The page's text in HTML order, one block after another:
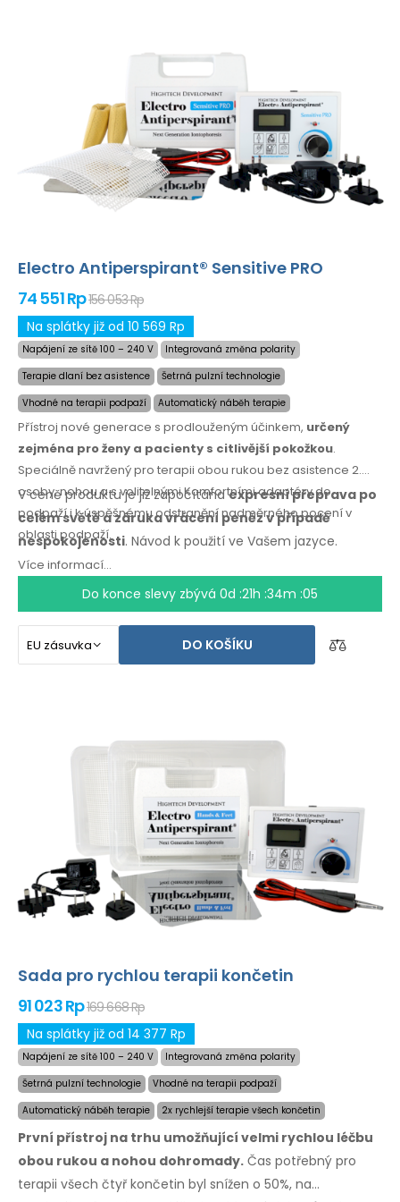
Electro Antiperspirant® Sensitive PRO
74 551 Rp156 053 Rp
Na splátky již od 10 569 Rp
Napájení ze sítě 100 – 240 V
Integrovaná změna polarity
Terapie dlaní bez asistence
Šetrná pulzní technologie
Vhodné na terapii podpaží
Automatický náběh terapie
Přístroj nové generace s prodlouženým účinkem, určený
zejména pro ženy a pacienty s citlivější pokožkou.
Speciálně navržený pro terapii obou rukou bez asistence 2.
osoby, nohou a s volitelnými Komfortními adaptéry do
podpaží i k úspěšnému odstranění nadměrného pocení v
oblasti podpaží.
V ceně produktu je již započítánaexpresní přeprava po
celém světěa zárukavrácení penězv případě
nespokojenosti. Návod k použití ve Vašem jazyce.
Více informací...
Do konce slevy zbývá 0d :21h :34m :04
DO KOŠÍKU
Sada pro rychlou terapii končetin
91 023 Rp169 668 Rp
Na splátky již od 14 377 Rp
Napájení ze sítě 100 – 240 V
Integrovaná změna polarity
Šetrná pulzní technologie
Vhodné na terapii podpaží
Automatický náběh terapie
2x rychlejší terapie všech končetin
První přístroj na trhu umožňující velmi rychlou léčbu
obou rukou a nohou dohromady. Čas potřebný pro
terapii všech čtyř končetin byl snížen o 50%, na